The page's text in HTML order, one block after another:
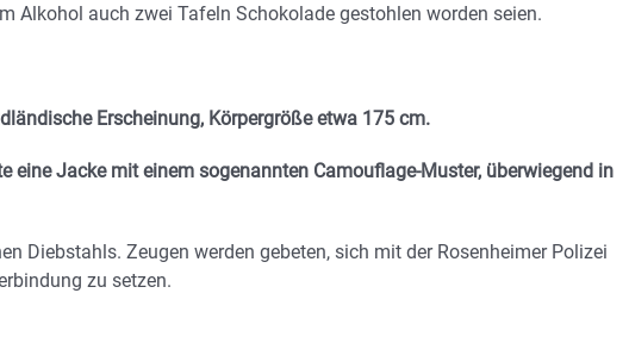
Alkohol auch zwei Tafeln Schokolade gestohlen worden seien.
Erscheinung, Körpergröße etwa 175 cm.
eine Jacke mit einem sogenannten Camouflage-Muster, überwiegend in
Diebstahls. Zeugen werden gebeten, sich mit der Rosenheimer Polizei
zu setzen.